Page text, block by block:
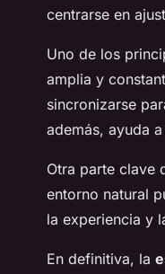
centrarse en
Uno de los
amplia y
sincronizarse
además, ayuda
Otra parte clave
entorno natural
la experiencia y
En definitiva, la